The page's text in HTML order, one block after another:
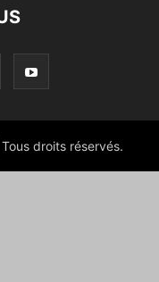
droits réservés.